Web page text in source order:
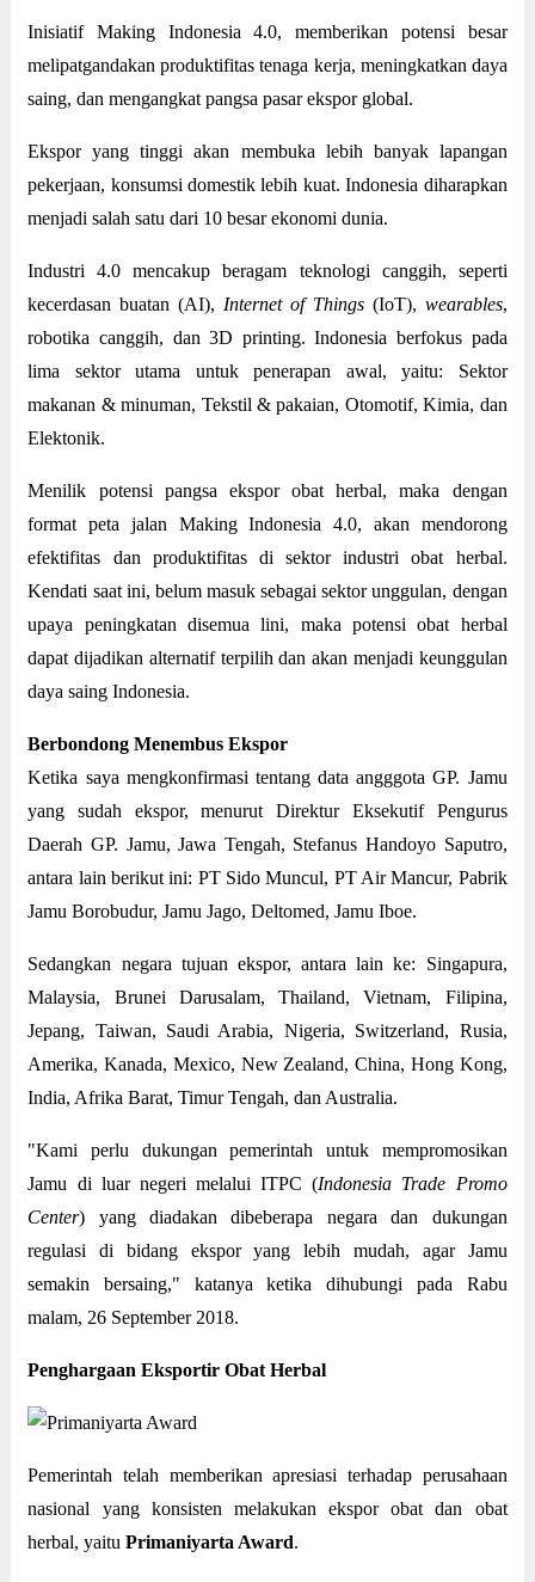
Inisiatif Making Indonesia 4.0, memberikan potensi besar
melipatgandakan produktifitas tenaga kerja, meningkatkan daya
saing, dan mengangkat pangsa pasar ekspor global.
Ekspor yang tinggi akan membuka lebih banyak lapangan
pekerjaan, konsumsi domestik lebih kuat. Indonesia diharapkan
menjadi salah satu dari 10 besar ekonomi dunia.
Industri 4.0 mencakup beragam teknologi canggih, seperti
kecerdasan buatan (AI), Internet of Things(IoT), wearables,
robotika canggih, dan 3D printing. Indonesia berfokus pada
lima sektor utama untuk penerapan awal, yaitu: Sektor
makanan & minuman, Tekstil & pakaian, Otomotif, Kimia, dan
Elektonik.
Menilik potensi pangsa ekspor obat herbal, maka dengan
format peta jalan Making Indonesia 4.0, akan mendorong
efektifitas dan produktifitas di sektor industri obat herbal.
Kendati saat ini, belum masuk sebagai sektor unggulan, dengan
upaya peningkatan disemua lini, maka potensi obat herbal
dapat dijadikan alternatif terpilih dan akan menjadi keunggulan
daya saing Indonesia.
Berbondong Menembus Ekspor
Ketika saya mengkonfirmasi tentang data angggota GP. Jamu
yang sudah ekspor, menurut Direktur Eksekutif Pengurus
Daerah GP. Jamu, Jawa Tengah, Stefanus Handoyo Saputro,
antara lain berikut ini: PT Sido Muncul, PT Air Mancur, Pabrik
Jamu Borobudur, Jamu Jago, Deltomed, Jamu Iboe.
Sedangkan negara tujuan ekspor, antara lain ke: Singapura,
Malaysia, Brunei Darusalam, Thailand, Vietnam, Filipina,
Jepang, Taiwan, Saudi Arabia, Nigeria, Switzerland, Rusia,
Amerika, Kanada, Mexico, New Zealand, China, Hong Kong,
India, Afrika Barat, Timur Tengah, dan Australia.
"Kami perlu dukungan pemerintah untuk mempromosikan
Jamu di luar negeri melalui ITPC (Indonesia Trade Promo
Center) yang diadakan dibeberapa negara dan dukungan
regulasi di bidang ekspor yang lebih mudah, agar Jamu
semakin bersaing," katanya ketika dihubungi pada Rabu
malam, 26 September 2018.
Penghargaan Eksportir Obat Herbal
Pemerintah telah memberikan apresiasi terhadap perusahaan
nasional yang konsisten melakukan ekspor obat dan obat
herbal, yaituPrimaniyarta Award.